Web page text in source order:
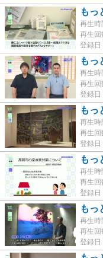
もっ
再生時
再生回
登録日
もっ
再生時
再生回
登録日
もっ
再生時
再生回
登録日
もっ
再生時
再生回
登録日
もっ
再生時
再生回
登録日